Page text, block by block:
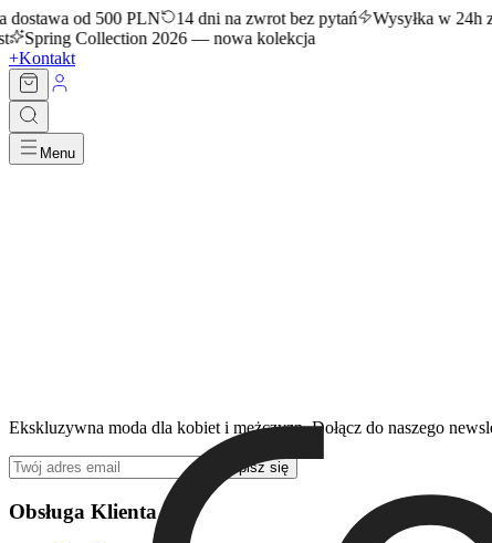
dostawa od 500 PLN 14 dni na zwrot bez pytań Wysyłka w 24h
Spring Collection 2026 — nowa kolekcja
+Kontakt
Menu
Ekskluzywna moda dla kobiet i mężczyzn. Dołącz do naszego
Zapisz się
Obsługa Klienta